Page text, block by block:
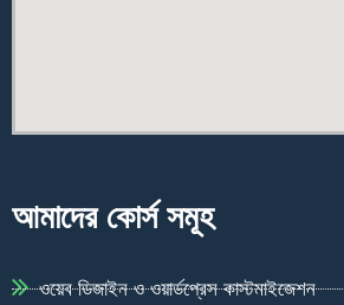
আমাদের কোর্স সমূহ
ওয়েব ডিজাইন ও ওয়ার্ডপ্রেস কাস্টমাইজেশন